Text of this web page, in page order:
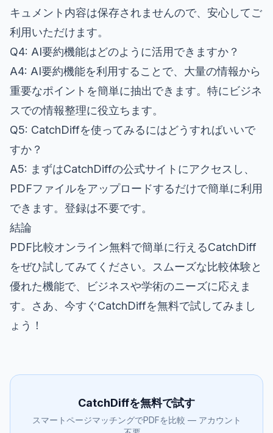
キュメント内容は保存されませんので、安心してご
利用いただけます。
Q4: AI要約機能はどのように活用できますか？
A4: AI要約機能を利用することで、大量の情報から
重要なポイントを簡単に抽出できます。特にビジネ
スでの情報整理に役立ちます。
Q5: CatchDiffを使ってみるにはどうすればいいで
すか？
A5: まずはCatchDiffの公式サイト にアクセスし、
PDFファイルをアップロードするだけで簡単に利用
できます。登録は不要です。
結論
PDF比較オンライン無料で簡単に行えるCatchDiff
をぜひ試してみてください。スムーズな比較体験と
優れた機能で、ビジネスや学術のニーズに応えま
す。さあ、今すぐCatchDiffを無料で試してみまし
ょう ！
CatchDiffを無料で試す
スマートページマッチングでPDFを比較 — アカウント